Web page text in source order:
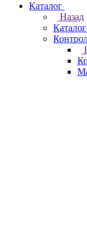
Каталог
Назад
Каталог